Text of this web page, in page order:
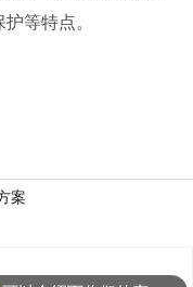
等特点。
案